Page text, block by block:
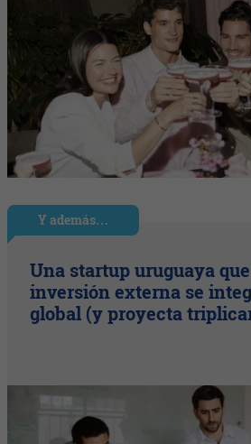
Y además…
Una startup uruguaya
inversión externa se
global (y proyecta